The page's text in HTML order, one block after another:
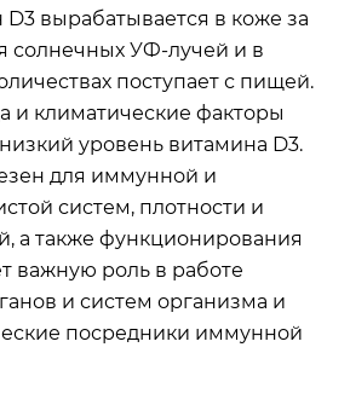
вырабатывается в коже за
солнечных УФ-лучей и в
поступает с пищей.
и климатические факторы
уровень витамина D3.
для иммунной и
систем, плотности и
а также функционирования
важную роль в работе
и систем организма и
посредники иммунной